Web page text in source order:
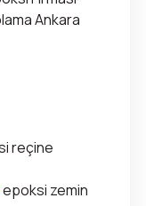
Ankara
reçine
epoksi zemin